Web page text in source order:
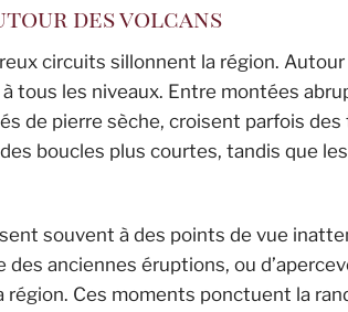
des volcans
circuits sillonnent la région. Autour
tous les niveaux. Entre montées
de pierre sèche, croisent parfois
boucles plus courtes, tandis que
souvent à des points de vue
des anciennes éruptions, ou
Ces moments ponctuent la